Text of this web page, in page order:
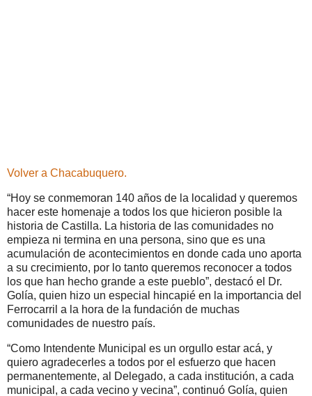
Volver a Chacabuquero.
“Hoy se conmemoran 140 años de la localidad y queremos
hacer este homenaje a todos los que hicieron posible la
historia de Castilla. La historia de las comunidades no
empieza ni termina en una persona, sino que es una
acumulación de acontecimientos en donde cada uno aporta
a su crecimiento, por lo tanto queremos reconocer a todos
los que han hecho grande a este pueblo”, destacó el Dr.
Golía, quien hizo un especial hincapié en la importancia del
Ferrocarril a la hora de la fundación de muchas
comunidades de nuestro país.
“Como Intendente Municipal es un orgullo estar acá, y
quiero agradecerles a todos por el esfuerzo que hacen
permanentemente, al Delegado, a cada institución, a cada
municipal, a cada vecino y vecina”, continuó Golía, quien